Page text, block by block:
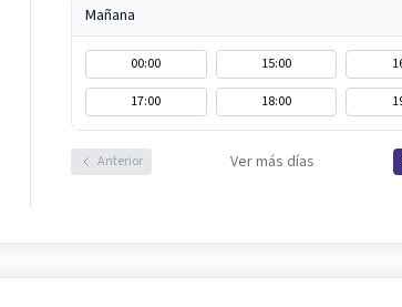
Mañana
00:00 15:00
17:00
18:00
Anterior Ver más días